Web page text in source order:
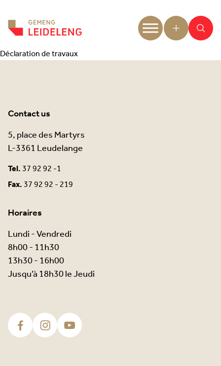
Déclaration de travaux
Contact us
5, place des Martyrs
L-3361 Leudelange
Tel.37 92 92 -1
Fax.37 92 92 - 219
Horaires
Lundi - Vendredi
8h00 - 11h30
13h30 - 16h00
Jusqu’à 18h30 le Jeudi